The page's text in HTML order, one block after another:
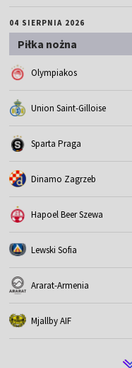
04 SIERPNIA 2026
Piłka nożna
Olympiakos
Union Saint-Gilloise
Sparta Praga
Dinamo Zagrzeb
Hapoel Beer Szewa
Lewski Sofia
Ararat-Armenia
Mjallby AIF